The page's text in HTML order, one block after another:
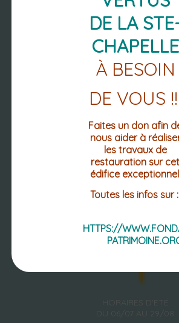
Accessibilité : non
DU LUNDI AU
LES MATINS DE 8h30 à
LUNDI : 13h30-18h30
17h30
VENDREDI : 13h30 -
HORAIRES D'ÉTÉ
DU 06/07 AU 29/08
DE LA
CHAPELLE
À BESOIN
DE VOUS
Faites un don afin
nous aider à
les travaux de
restauration sur cet
édifice
Toutes les infos sur :
HTTPS://